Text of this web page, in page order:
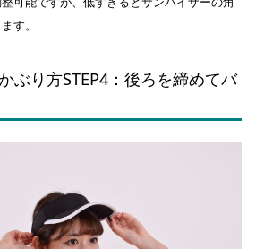
す。
ぶり方STEP4：後ろを締めてバ